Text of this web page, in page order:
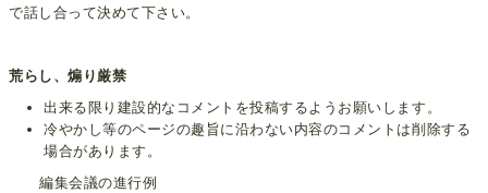
で話し合って決めて下さい。
荒らし、煽り厳禁
出来る限り建設的なコメントを投稿するようお願いします。
冷やかし等のページの趣旨に沿わない内容のコメントは削除する
場合があります。
編集会議の進行例